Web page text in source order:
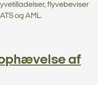
flyvebeviser
og AML.
af